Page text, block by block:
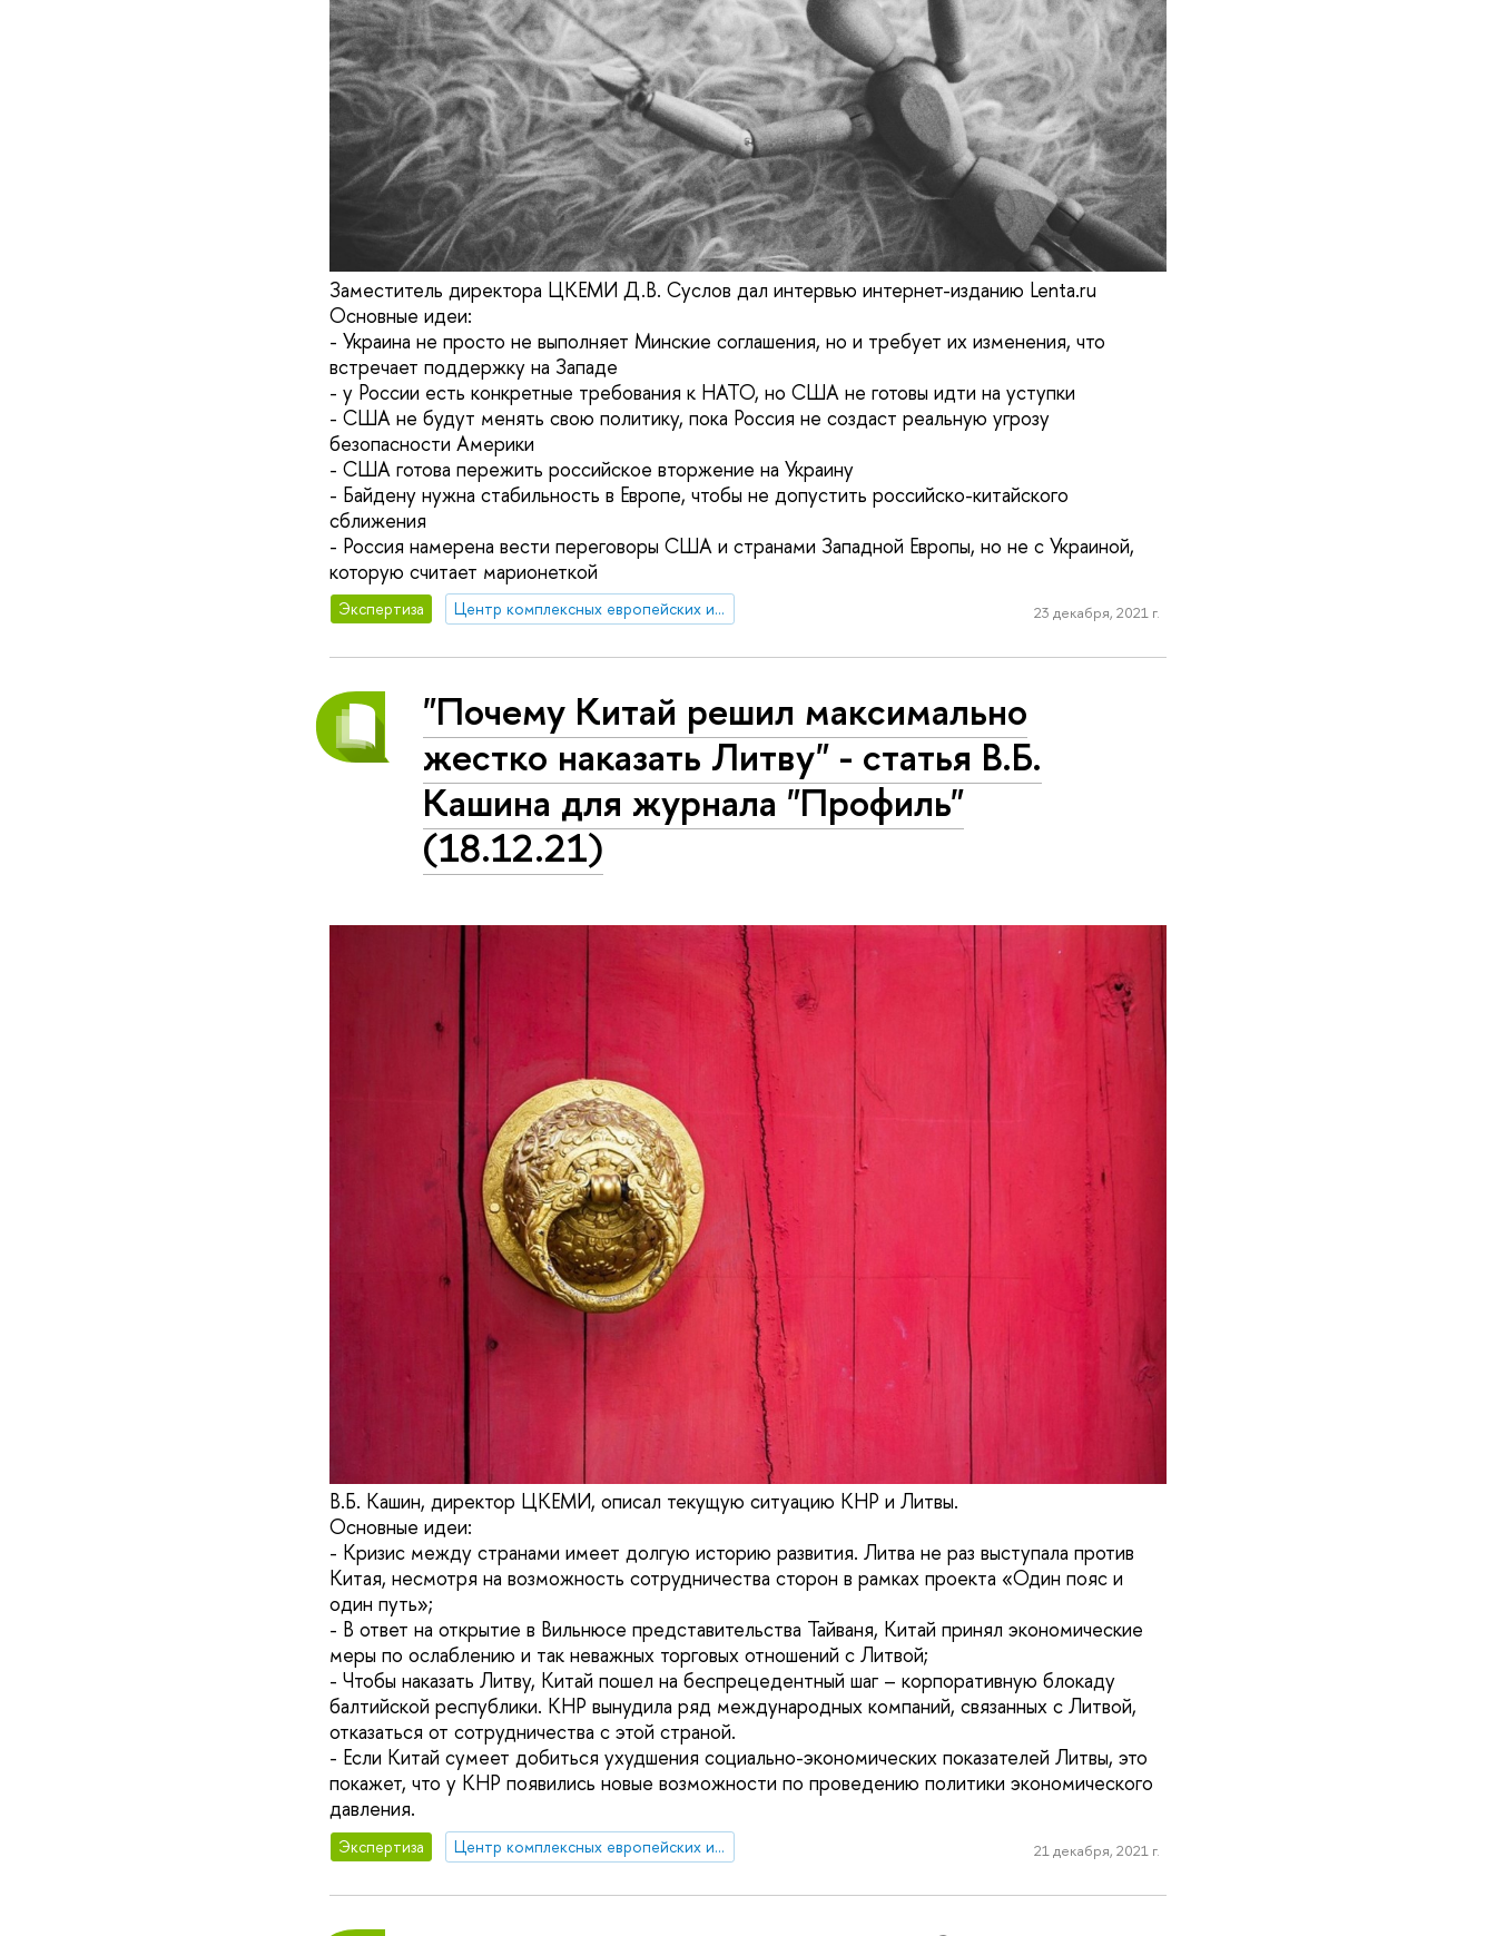
Заместитель директора ЦКЕМИ Д.В. Суслов дал интервью интернет-изданию Lenta.ru
Основные идеи:
- Украина не просто не выполняет Минские соглашения, но и требует их изменения, что
встречает поддержку на Западе
- у России есть конкретные требования к НАТО, но США не готовы идти на уступки
- США не будут менять свою политику, пока Россия не создаст реальную угрозу
безопасности Америки
- США готова пережить российское вторжение на Украину
- Байдену нужна стабильность в Европе, чтобы не допустить российско-китайского
сближения
- Россия намерена вести переговоры США и странами Западной Европы, но не с Украиной,
которую считает марионеткой
Экспертиза Центр комплексных европейских и международных исследований (ЦКЕМИ) 23 декабря, 2021 г.
"Почему Китай решил максимально
жестко наказать Литву" - статья В.Б.
Кашина для журнала "Профиль"
(18.12.21)
В.Б. Кашин, директор ЦКЕМИ, описал текущую ситуацию КНР и Литвы.
Основные идеи:
- Кризис между странами имеет долгую историю развития. Литва не раз выступала против
Китая, несмотря на возможность сотрудничества сторон в рамках проекта «Один пояс и
один путь»;
- В ответ на открытие в Вильнюсе представительства Тайваня, Китай принял экономические
меры по ослаблению и так неважных торговых отношений с Литвой;
- Чтобы наказать Литву, Китай пошел на беспрецедентный шаг – корпоративную блокаду
балтийской республики. КНР вынудила ряд международных компаний, связанных с Литвой,
отказаться от сотрудничества с этой страной.
- Если Китай сумеет добиться ухудшения социально-экономических показателей Литвы, это
покажет, что у КНР появились новые возможности по проведению политики экономического
давления.
Экспертиза Центр комплексных европейских и международных исследований (ЦКЕМИ) 21 декабря, 2021 г.